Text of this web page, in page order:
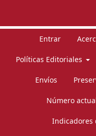
Entrar
Políticas Editoriales
Envíos
Número
Indicadores